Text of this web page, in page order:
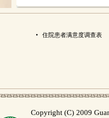
• 住院患者满意度调查表
Copyright (C) 2009